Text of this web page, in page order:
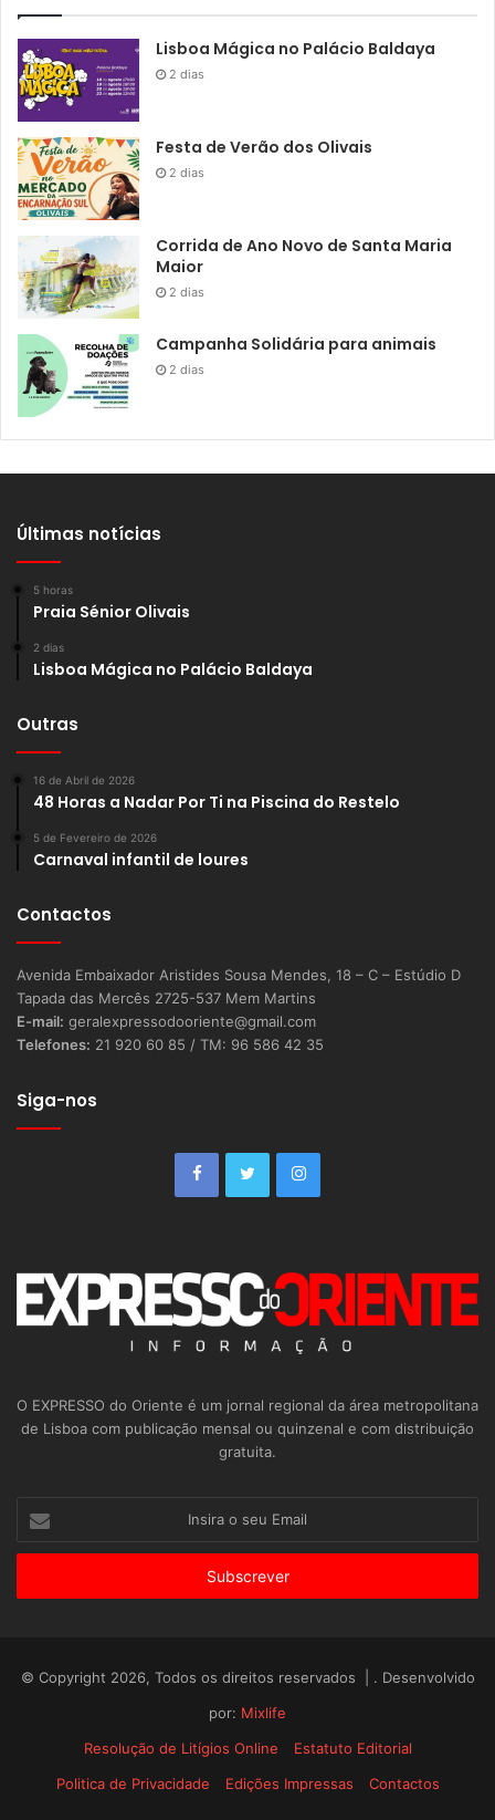
Lisboa Mágica no Palácio Baldaya
2 dias
Festa de Verão dos Olivais
2 dias
Corrida de Ano Novo de Santa Maria
Maior
2 dias
Campanha Solidária para animais
2 dias
Últimas notícias
5 horas
Praia Sénior Olivais
2 dias
Lisboa Mágica no Palácio Baldaya
Outras
16 de Abril de 2026
48 Horas a Nadar Por Ti na Piscina do Restelo
5 de Fevereiro de 2026
Carnaval infantil de loures
Contactos
Avenida Embaixador Aristides Sousa Mendes, 18 – C – Estúdio D
Tapada das Mercês 2725-537 Mem Martins
E-mail: geralexpressodooriente@gmail.com
Telefones: 21 920 60 85 / TM: 96 586 42 35
Siga-nos
O EXPRESSO do Oriente é um jornal regional da área metropolitana
de Lisboa com publicação mensal ou quinzenal e com distribuição
gratuita.
seu
© Copyright 2026, Todos os direitos reservados | . Desenvolvido
por: Mixlife
Resolução de Litígios Online
Estatuto Editorial
Politica de Privacidade
Edições Impressas Contactos